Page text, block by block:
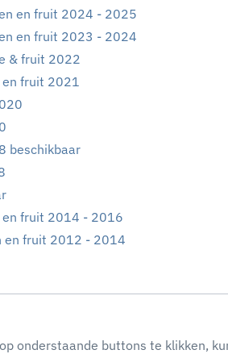
en fruit 2024 - 2025
en fruit 2023 - 2024
& fruit 2022
en fruit 2021
beschikbaar
en fruit 2014 - 2016
en fruit 2012 - 2014
onderstaande buttons te klikken,